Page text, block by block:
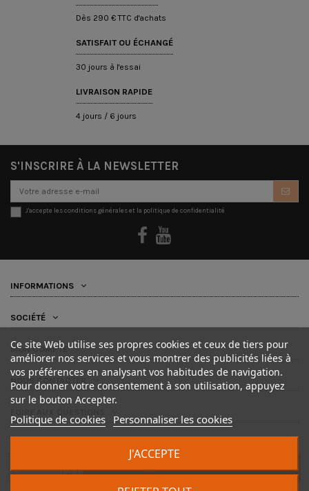
AJOUTER AU PANIER
Dès 290 € TTC d'achats
SATISFAIT OU ÉCHANGÉ
30 jours à l'essai
LIVRAISON RAPIDE
4 jours / 6 jours
S'INSCRIRE À LA NEWSLETTER
J'accepte les conditions générales et la politique de confidentialité
INFORMATIONS
SOCIÉTÉ
MON COMPTE
NOUS CONTACTER
Ce site Web utilise ses propres cookies et ceux de tiers pour
améliorer nos services et vous montrer des publicités liées à
vos préférences en analysant vos habitudes de navigation.
Pour donner votre consentement à son utilisation, appuyez
sur le bouton Accepter.
Politique de cookies Personnaliser les cookies
J'ACCEPTE